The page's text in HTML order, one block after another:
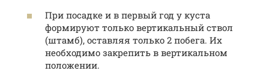
При посадке и в первый год у куста
формируют только вертикальный ствол
(штамб), оставляя только 2 побега. Их
необходимо закрепить в вертикальном
положении.